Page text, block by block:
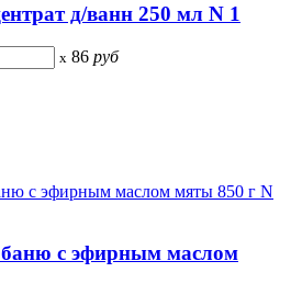
д/ванн 250 мл N 1
x 86 руб
с эфирным маслом